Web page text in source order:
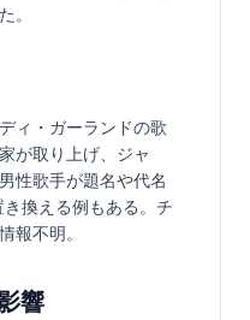
。
ィ・ガーランドの歌
が取り上げ、ジャ
性歌手が題名や代名
換える例もある。チ
報不明。
響